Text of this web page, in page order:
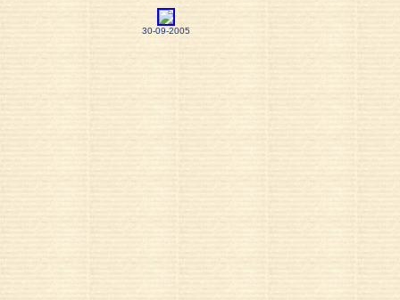
30-09-2005